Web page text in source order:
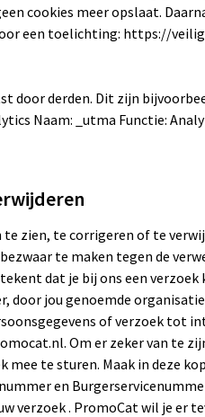
cookies meer opslaat.
een toelichting: https://
door derden. Dit zijn
Naam: _utma Functie:
zien, te corrigeren of te
te maken tegen de
dat je bij ons een
door jou genoemde
of verzoek tot
Om er zeker van te
te sturen. Maak in deze
en
verzoek . PromoCat wil je er